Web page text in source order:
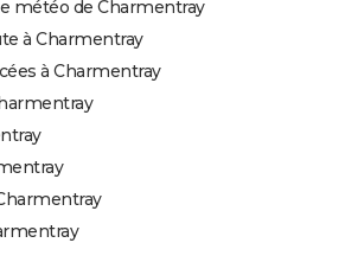
météo de Charmentray
à Charmentray
à Charmentray